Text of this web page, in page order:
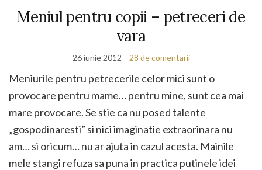
Meniul pentru copii – petreceri de
vara
26 iunie 2012 28 de comentarii
Meniurile pentru petrecerile celor mici sunt o
provocare pentru mame… pentru mine, sunt cea mai
mare provocare. Se stie ca nu posed talente
„gospodinaresti” si nici imaginatie extraorinara nu
am… si oricum… nu ar ajuta in cazul acesta. Mainile
mele stangi refuza sa puna in practica putinele idei